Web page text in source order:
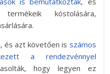
kóstolására,
és azt követően is számos
a rendezvénnyel
hogy legyen ez